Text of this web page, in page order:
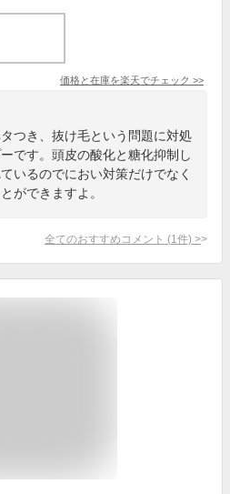
価格と在庫を楽天でチェック >>
つき、抜け毛という問題に対処
です。頭皮の酸化と糖化抑制し
いるのでにおい対策だけでなく
ができますよ。
全てのおすすめコメント (1 件) >